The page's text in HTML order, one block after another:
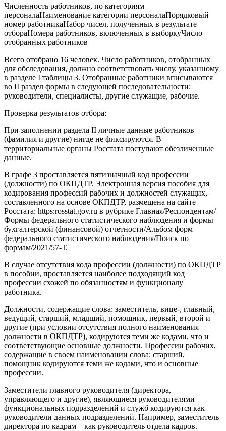
Численность работников, по категориям
персоналаНаименование категории персоналаПорядковый
номер работникаНабор чисел, полученных в результате
отбораНомера работников, включенных в выборкуЧисло
отобранных работников
Всего отобрано 16 человек. Число работников, отобранных
для обследования, должно соответствовать числу, указанному
в разделе I таблицы 3. Отобранные работники вписываются
во II раздел формы в следующей последовательности:
руководители, специалисты, другие служащие, рабочие.
Проверка результатов отбора:
При заполнении раздела II личные данные работников
(фамилия и другие) нигде не фиксируются. В
территориальные органы Росстата поступают обезличенные
данные.
В графе 3 проставляется пятизначный код профессии
(должности) по ОКПДТР. Электронная версия пособия для
кодирования профессий рабочих и должностей служащих,
составленного на основе ОКПДТР, размещена на сайте
Росстата: https:rosstat.gov.ru в рубрике Главная/Респондентам/
Формы федерального статистического наблюдения и формы
бухгалтерской (финансовой) отчетности/Альбом форм
федерального статистического наблюдения/Поиск по
формам/2021/57-Т.
В случае отсутствия кода профессии (должности) по ОКПДТР
в пособии, проставляется наиболее подходящий код
профессии схожей по обязанностям и функционалу
работника.
Должности, содержащие слова: заместитель, вице-, главный,
ведущий, старший, младший, помощник, первый, второй и
другие (при условии отсутствия полного наименования
должности в ОКПДТР), кодируются теми же кодами, что и
соответствующие основные должности. Профессии рабочих,
содержащие в своем наименовании слова: старший,
помощник кодируются теми же кодами, что и основные
профессии.
Заместители главного руководителя (директора,
управляющего и другие), являющиеся руководителями
функциональных подразделений и служб кодируются как
руководители данных подразделений. Например, заместитель
директора по кадрам – как руководитель отдела кадров.